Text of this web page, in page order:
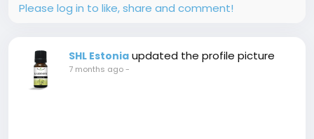
Please log in to like, share and comment!
SHL Estonia updated the profile picture
7 months ago-